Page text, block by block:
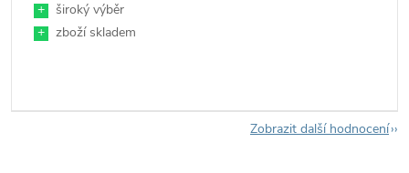
+
široký výběr
+
zboží skladem
Zobrazit další hodnocení